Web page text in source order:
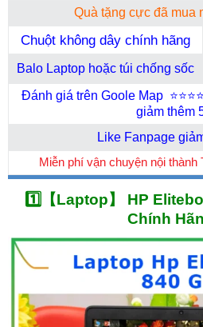
Quà tặng cực đã mua
Chuột không dây chính hãng
Balo Laptop hoặc túi chống sốc
Đánh giá trên Goole Map
giảm thêm
Like Fanpage
Miễn phí vận chuyện nội
1️⃣【Laptop】 HP
Chính